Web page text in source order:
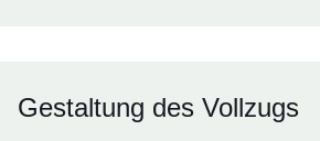
Gestaltung des Vollzugs